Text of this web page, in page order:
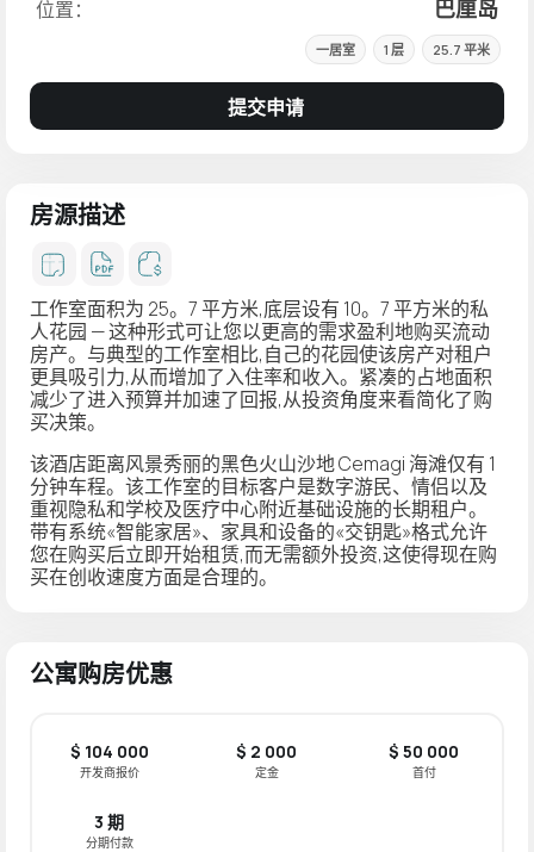
位置： 巴厘岛
一居室 1 层 25.7 平米
提交申请
房源描述
工作室面积为 25。7 平方米,底层设有 10。7 平方米的私
人花园 — 这种形式可让您以更高的需求盈利地购买流动
房产。与典型的工作室相比,自己的花园使该房产对租户
更具吸引力,从而增加了入住率和收入。紧凑的占地面积
减少了进入预算并加速了回报,从投资角度来看简化了购
买决策。
该酒店距离风景秀丽的黑色火山沙地 Cemagi 海滩仅有 1
分钟车程。该工作室的目标客户是数字游民、情侣以及
重视隐私和学校及医疗中心附近基础设施的长期租户。
带有系统«智能家居»、家具和设备的«交钥匙»格式允许
您在购买后立即开始租赁,而无需额外投资,这使得现在购
买在创收速度方面是合理的。
公寓购房优惠
$ 104 000
开发商报价
$ 2 000
定金
$ 50 000
首付
3 期
分期付款